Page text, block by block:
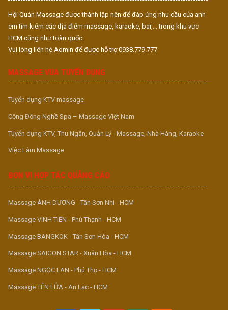
Hội Quán Massage được thành lập nên để đáp ứng nhu cầu của anh
em tìm kiếm các địa điểm massage, karaoke, bar,... trong khu vực
HCM cũng như toàn quốc.
Vui lòng liên hệ Admin để được hỗ trợ 0938.779.777
MASSAGE VUA TUYỂN DỤNG
Tuyển dụng KTV massage
Cộng Đồng Nghề Spa – Massage Việt Nam
Tuyển dụng KTV, Thu Ngân, Quản Lý - Massage, Nhà Hàng, Karaoke
Việc Làm Massage
ĐƠN VỊ HỢP TÁC QUẢNG CÁO
Massage ÁNH DƯƠNG - Tân Sơn Nhì - HCM
Massage VINH TIÊN - Phú Thạnh - HCM
Massage BANGKOK - Tân Sơn Hòa - HCM
Massage SAIGON STAR - Xuân Hòa - HCM
Massage NGỌC LAN - Phú Thọ - HCM
Massage TÊN LỬA - An Lạc - HCM